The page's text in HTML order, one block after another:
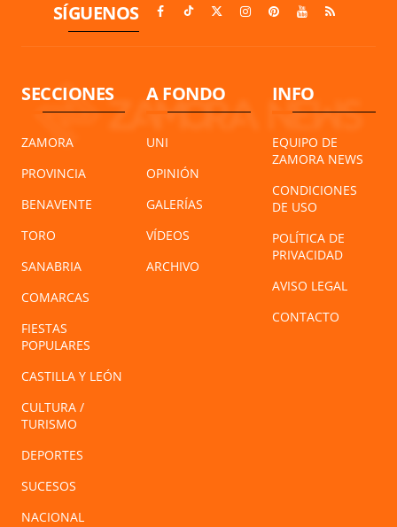
SÍGUENOS
SECCIONES
ZAMORA
PROVINCIA
BENAVENTE
TORO
SANABRIA
COMARCAS
FIESTAS
POPULARES
CASTILLA Y LEÓN
CULTURA /
TURISMO
DEPORTES
SUCESOS
NACIONAL
A FONDO
UNI
OPINIÓN
GALERÍAS
VÍDEOS
ARCHIVO
INFO
EQUIPO DE
ZAMORA NEWS
CONDICIONES
DE USO
POLÍTICA DE
PRIVACIDAD
AVISO LEGAL
CONTACTO